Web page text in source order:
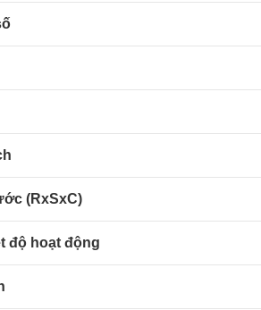
(RxSxC)
độ hoạt động